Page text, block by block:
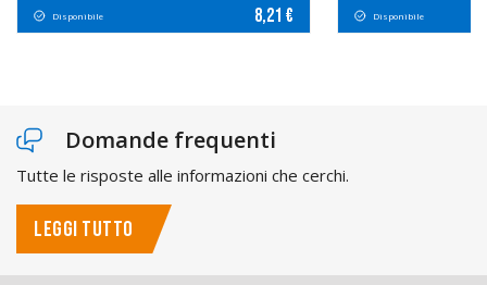
Disponibile 8,21 € Disponibile
Domande frequenti
Tutte le risposte alle informazioni che cerchi.
LEGGI TUTTO